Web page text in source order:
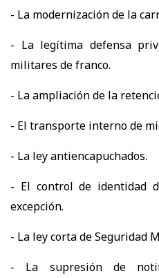
- La modernización de la
- La legítima defensa
militares de franco.
- La ampliación de la
- El transporte interno de
- La ley antiencapuchados.
- El control de identidad
excepción.
- La ley corta de Seguridad
- La supresión de